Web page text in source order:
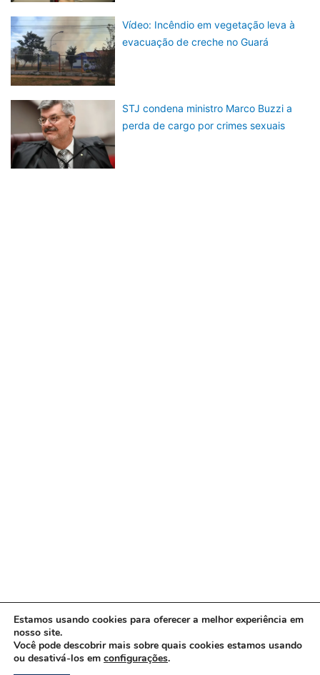
Vídeo: Incêndio em vegetação leva à
evacuação de creche no Guará
STJ condena ministro Marco Buzzi a
perda de cargo por crimes sexuais
Copyright © 2026 www.ACORDA DF
Estamos usando cookies para oferecer a melhor experiência em
nosso site.
Você pode descobrir mais sobre quais cookies estamos usando
ou desativá-los em configurações.